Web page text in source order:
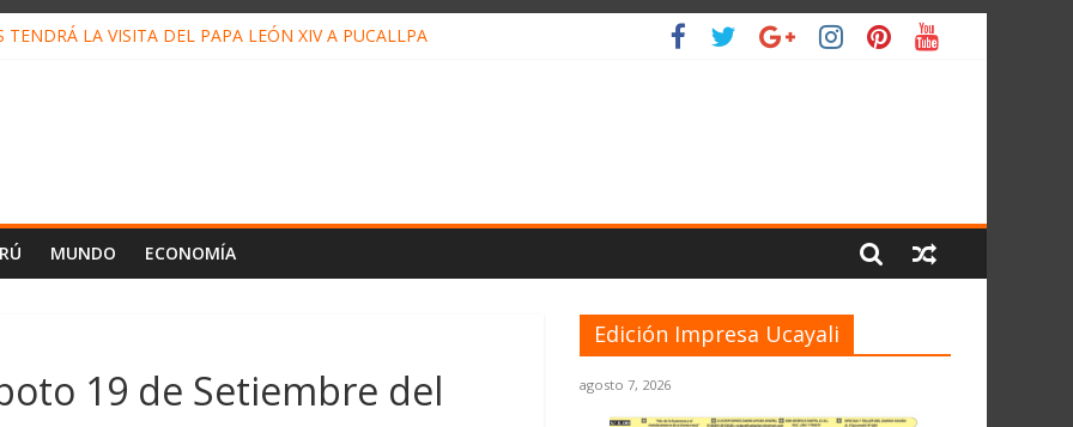
LA VISITA DEL PAPA LEÓN XIV A PUCALLPA
MUNDO ECONOMÍA
19 de Setiembre del
Edición Impresa Ucayali
agosto 7, 2026